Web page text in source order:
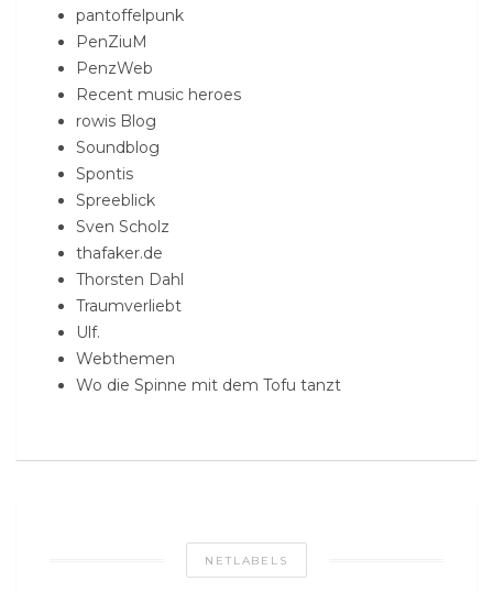
pantoffelpunk
PenZiuM
PenzWeb
Recent music heroes
rowis Blog
Soundblog
Spontis
Spreeblick
Sven Scholz
thafaker.de
Thorsten Dahl
Traumverliebt
Ulf.
Webthemen
Wo die Spinne mit dem Tofu tanzt
NETLABELS